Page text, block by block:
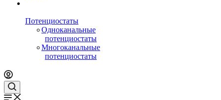
Потенциостаты
Одноканальные
потенциостаты
Многоканальные
потенциостаты